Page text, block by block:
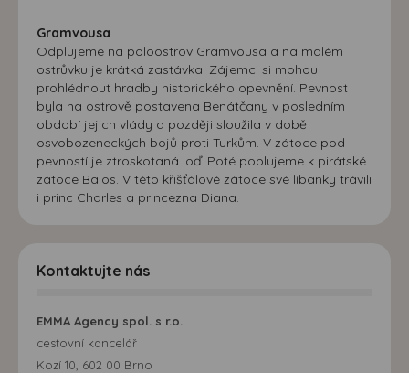
Gramvousa
Odplujeme na poloostrov Gramvousa a na malém
ostrůvku je krátká zastávka. Zájemci si mohou
prohlédnout hradby historického opevnění. Pevnost
byla na ostrově postavena Benátčany v posledním
období jejich vlády a později sloužila v době
osvobozeneckých bojů proti Turkům. V zátoce pod
pevností je ztroskotaná loď. Poté poplujeme k pirátské
zátoce Balos. V této křišťálové zátoce své líbanky trávili
i princ Charles a princezna Diana.
Kontaktujte nás
EMMA Agency spol. s r.o.
cestovní kancelář
Kozí 10, 602 00 Brno